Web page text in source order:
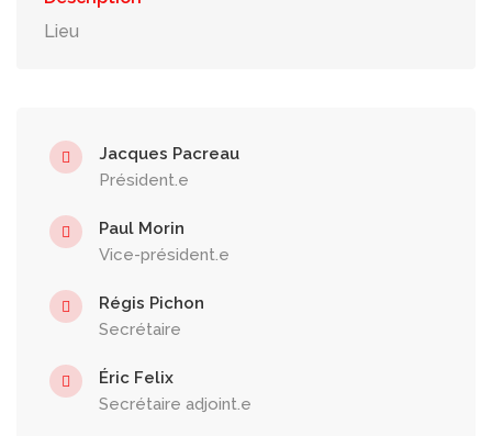
Lieu
Jacques Pacreau
Président.e
Paul Morin
Vice-président.e
Régis Pichon
Secrétaire
Éric Felix
Secrétaire adjoint.e